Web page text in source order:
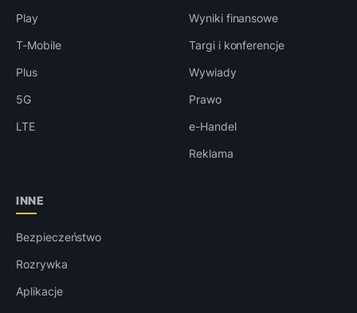
Play
T-Mobile
Plus
5G
LTE
Wyniki finansowe
Targi i konferencje
Wywiady
Prawo
e-Handel
Reklama
INNE
Bezpieczeństwo
Rozrywka
Aplikacje